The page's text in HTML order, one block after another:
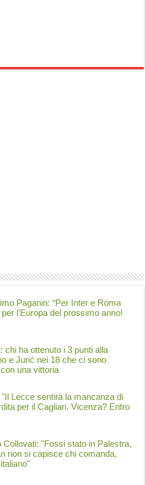
Paganin: “Per Inter e Roma
l’Europa del prossimo anno!
chi ha ottenuto i 3 punti alla
e Jurić nei 18 che ci sono
una vittoria
Lecce sentirà la mancanza di
per il Cagliari. Vicenza? Entro
"Fossi stato in Palestra,
non si capisce chi comanda,